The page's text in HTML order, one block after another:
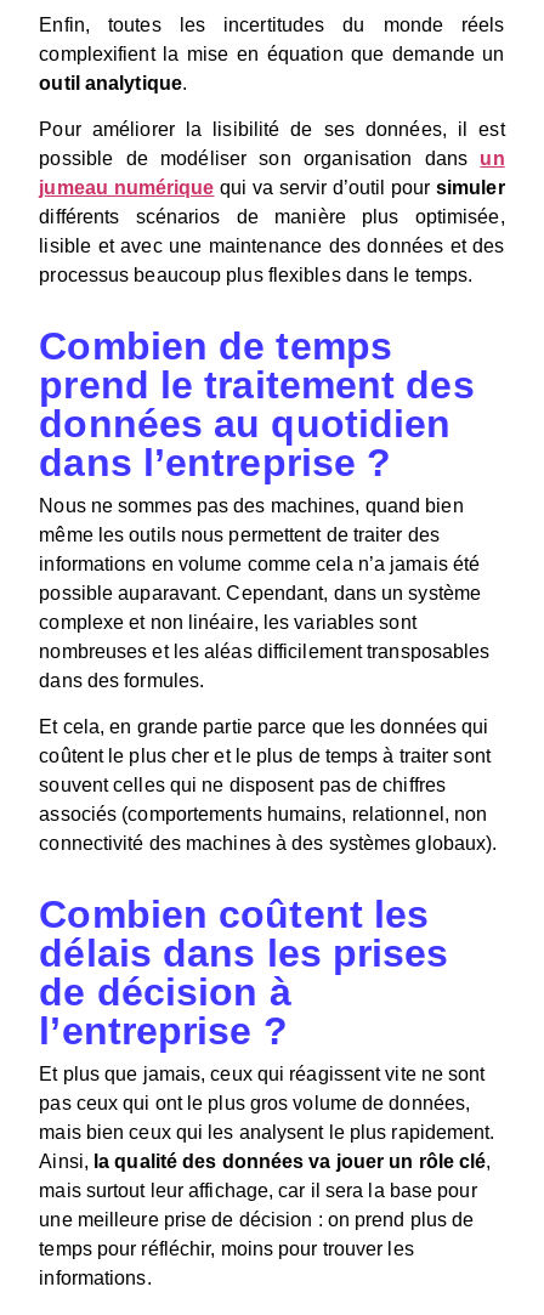
Enfin, toutes les incertitudes du monde réels
complexifient la mise en équation que demande un
outil analytique.
Pour améliorer la lisibilité de ses données, il est
possible de modéliser son organisation dans un
jumeau numérique qui va servir d’outil pour simuler
différents scénarios de manière plus optimisée,
lisible et avec une maintenance des données et des
processus beaucoup plus flexibles dans le temps.
Combien de temps
prend le traitement des
données au quotidien
dans l’entreprise ?
Nous ne sommes pas des machines, quand bien
même les outils nous permettent de traiter des
informations en volume comme cela n’a jamais été
possible auparavant. Cependant, dans un système
complexe et non linéaire, les variables sont
nombreuses et les aléas difficilement transposables
dans des formules.
Et cela, en grande partie parce que les données qui
coûtent le plus cher et le plus de temps à traiter sont
souvent celles qui ne disposent pas de chiffres
associés (comportements humains, relationnel, non
connectivité des machines à des systèmes globaux).
Combien coûtent les
délais dans les prises
de décision à
l’entreprise ?
Et plus que jamais, ceux qui réagissent vite ne sont
pas ceux qui ont le plus gros volume de données,
mais bien ceux qui les analysent le plus rapidement.
Ainsi, la qualité des données va jouer un rôle clé,
mais surtout leur affichage, car il sera la base pour
une meilleure prise de décision : on prend plus de
temps pour réfléchir, moins pour trouver les
informations.